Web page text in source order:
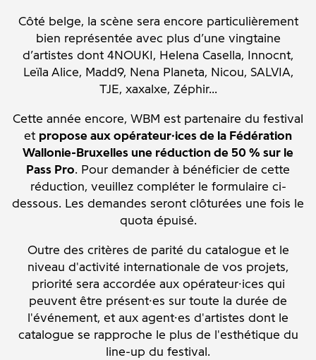
Côté belge, la scène sera encore particulièrement
bien représentée avec plus d’une vingtaine
d’artistes dont 4NOUKI, Helena Casella, Innocnt,
Leïla Alice, Madd9, Nena Planeta, Nicou, SALVIA,
TJE, xaxalxe, Zéphir...
Cette année encore, WBM est partenaire du festival
et propose aux opérateur·ices de la Fédération
Wallonie-Bruxelles une réduction de 50 % sur le
Pass Pro. Pour demander à bénéficier de cette
réduction, veuillez compléter le formulaire ci-
dessous. Les demandes seront clôturées une fois le
quota épuisé.
Outre des critères de parité du catalogue et le
niveau d'activité internationale de vos projets,
priorité sera accordée aux opérateur·ices qui
peuvent être présent·es sur toute la durée de
l'événement, et aux agent·es d'artistes dont le
catalogue se rapproche le plus de l'esthétique du
line-up du festival.